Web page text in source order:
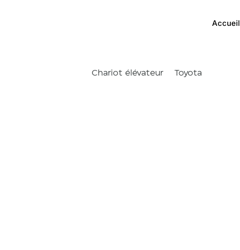
Accueil
Chariot élévateur Toyota